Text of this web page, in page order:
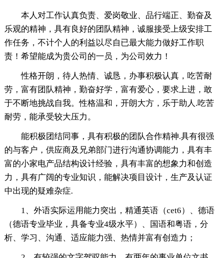
本人对工作认真负责、爱岗敬业、品行端正、勤奋及
乐观的精神，具有良好的团队精神，诚服接受上级安排工
作任务，不计个人的利益以尽自已最大能力做好工作职
责！希望能成为贵公司的一员，为公司效力！
性格开朗，待人热情、诚恳，办事积极认真，吃苦耐
劳，富有团队精神，勤奋好学，富有爱心，要求上进，敢
于不断地挑战自我。性格温和，开朗大方，乐于助人.吃苦
耐劳，能承受较大压力。
能积极团结同事，具有积极的团队合作精神.具有很强
的与客户，供应商及兄弟部门进行沟通协调能力，具有丰
富的小家电产品结构设计经验，具有丰富的想象力和创造
力，具有广阔的专业知识，能解决项目设计，生产及认证
中出现的疑难杂症.
1、外语实际运用能力突出，精通英语（cet6）、德语
（德语专业毕业，具备专业4级水平）、国语和粤语，分
析、学习、沟通、适应能力强、热情并富有创造力；